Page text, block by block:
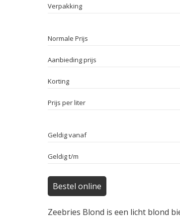
Verpakking
Normale Prijs
Aanbieding prijs
Korting
Prijs per liter
Geldig vanaf
Geldig t/m
Bestel online
Zeebries Blond is een licht blond